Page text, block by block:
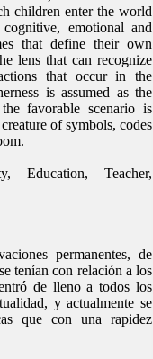
children enter the world
emotional and
that define their own
lens that can recognize
that occur in the
is assumed as the
favorable scenario is
of symbols, codes
Education, Teacher,
permanentes, de
tenían con relación a los
de lleno a todos los
y actualmente se
que con una rapidez